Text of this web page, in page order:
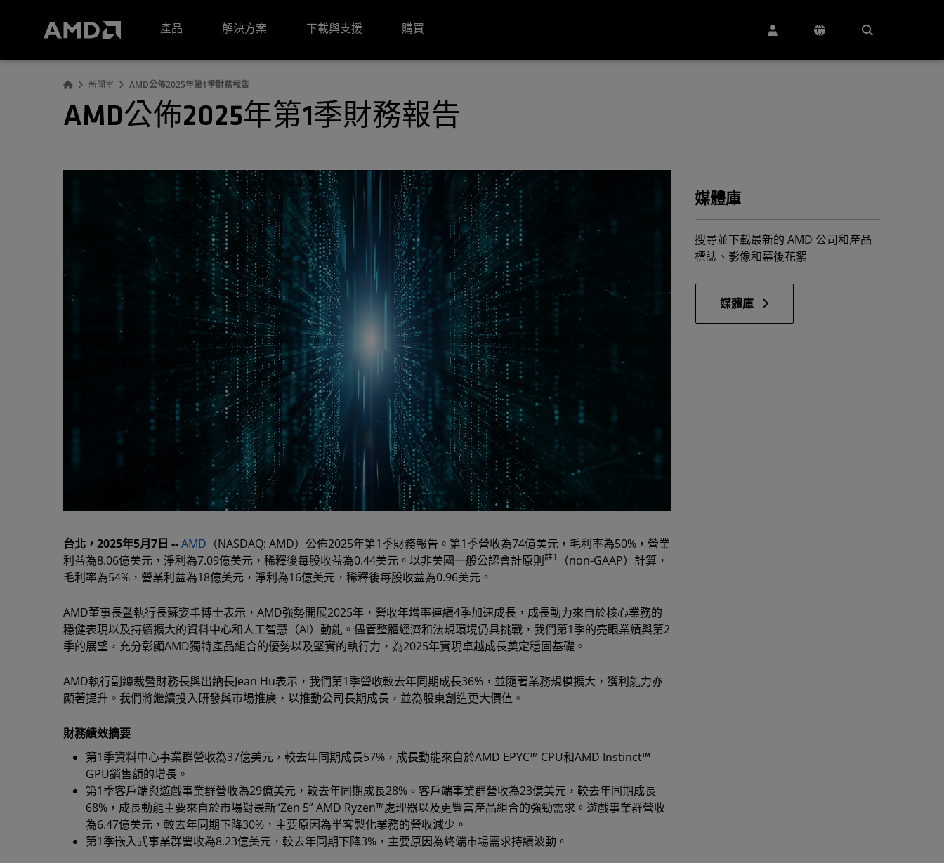
產品
解決方案 下載與支援 購買
新聞室 AMD公佈2025年第1季財務報告
AMD公佈2025年第1季財務報告
台北，2025年5月7日 --AMD （NASDAQ: AMD）公佈2025年第1季財務報告。第1季營收為74億美元，毛利率為50%，營業
利益為8.06億美元，淨利為7.09億美元，稀釋後每股收益為0.44美元。以非美國一般公認會計原則註1
（non-GAAP）計算，
毛利率為54%，營業利益為18億美元，淨利為16億美元，稀釋後每股收益為0.96美元。
AMD董事長暨執行長蘇姿丰博士表示，AMD強勢開展2025年，營收年增率連續4季加速成長，成長動力來自於核心業務的
穩健表現以及持續擴大的資料中心和人工智慧（AI）動能。儘管整體經濟和法規環境仍具挑戰，我們第1季的亮眼業績與第2
季的展望，充分彰顯AMD獨特產品組合的優勢以及堅實的執行力，為2025年實現卓越成長奠定穩固基礎。
AMD執行副總裁暨財務長與出納長Jean Hu表示，我們第1季營收較去年同期成長36%，並隨著業務規模擴大，獲利能力亦
顯著提升。我們將繼續投入研發與市場推廣，以推動公司長期成長，並為股東創造更大價值。
財務績效摘要
第1季資料中心事業群營收為37億美元，較去年同期成長57%，成長動能來自於AMD EPYC™ CPU和AMD Instinct™
GPU銷售額的增長。
第1季客戶端與遊戲事業群營收為29億美元，較去年同期成長28%。客戶端事業群營收為23億美元，較去年同期成長
68%，成長動能主要來自於市場對最新“Zen 5” AMD Ryzen™處理器以及更豐富產品組合的強勁需求。遊戲事業群營收
為6.47億美元，較去年同期下降30%，主要原因為半客製化業務的營收減少。
第1季嵌入式事業群營收為8.23億美元，較去年同期下降3%，主要原因為終端市場需求持續波動。
媒體庫
搜尋並下載最新的 AMD 公司和產品
標誌、影像和幕後花絮
媒體庫